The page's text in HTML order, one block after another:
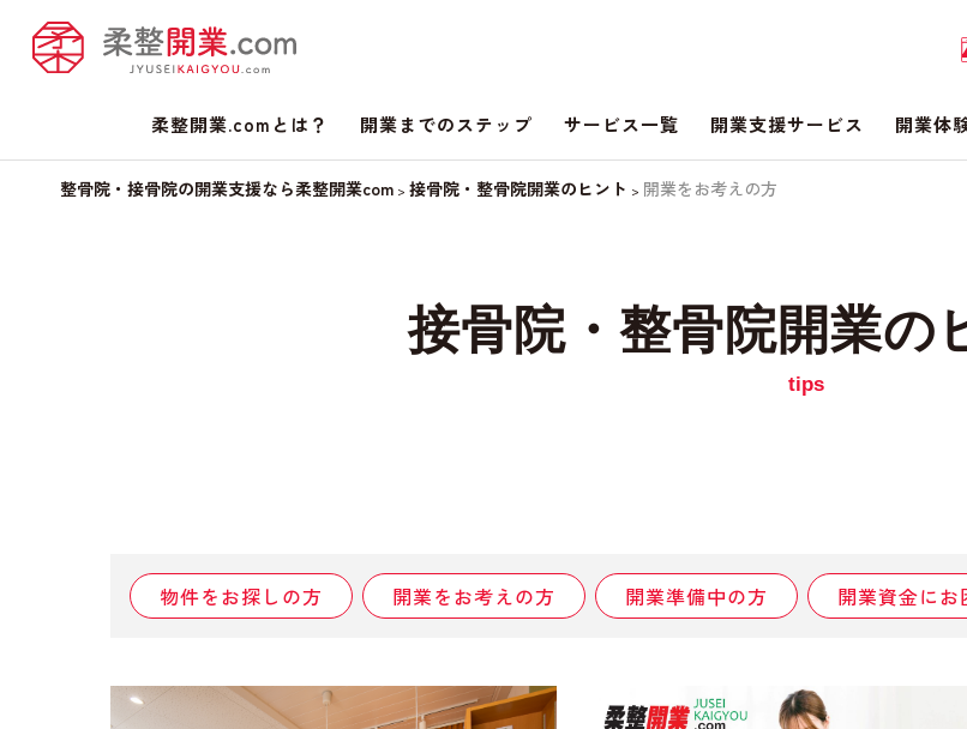
柔整開業.comとは？ 開業までのステップ サービス一覧 開業支援サービス 開業体
整骨院・接骨院の開業支援なら柔整開業com > 接骨院・整骨院開業のヒント > 開業をお考えの方
接骨院・整骨院開業の
物件をお探しの方 開業をお考えの方 開業準備中の方 開業資金にお